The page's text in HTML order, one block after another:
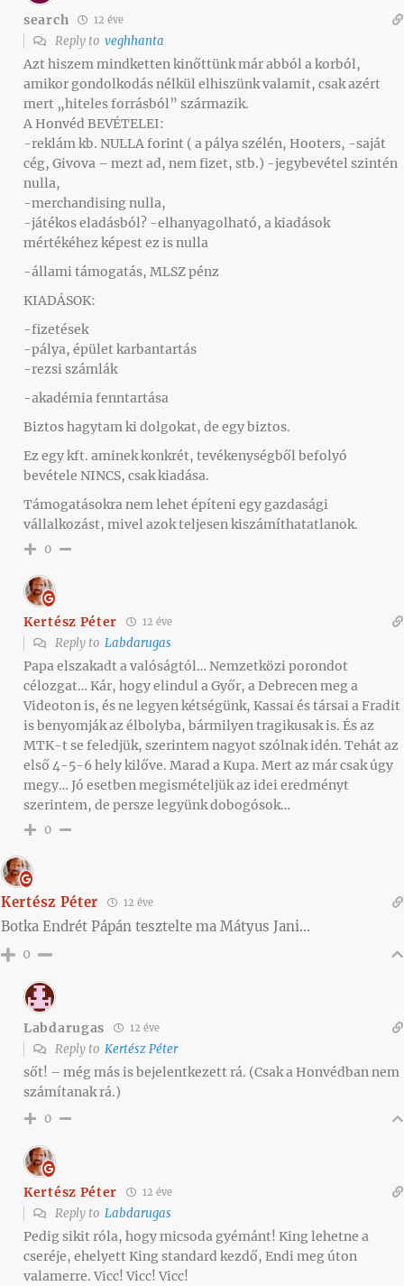
search 12 éve
Reply to veghhanta
Azt hiszem mindketten kinőttünk már abból a korból,
amikor gondolkodás nélkül elhiszünk valamit, csak azért
mert „hiteles forrásból” származik.
A Honvéd BEVÉTELEI:
-reklám kb. NULLA forint ( a pálya szélén, Hooters, -saját
cég, Givova – mezt ad, nem fizet, stb.) -jegybevétel szintén
nulla,
-merchandising nulla,
-játékos eladásból? -elhanyagolható, a kiadások
mértékéhez képest ez is nulla
-állami támogatás, MLSZ pénz
KIADÁSOK:
-fizetések
-pálya, épület karbantartás
-rezsi számlák
-akadémia fenntartása
Biztos hagytam ki dolgokat, de egy biztos.
Ez egy kft. aminek konkrét, tevékenységből befolyó
bevétele NINCS, csak kiadása.
Támogatásokra nem lehet építeni egy gazdasági
vállalkozást, mivel azok teljesen kiszámíthatatlanok.
0
Kertész Péter 12 éve
Reply to Labdarugas
Papa elszakadt a valóságtól… Nemzetközi porondot
célozgat… Kár, hogy elindul a Győr, a Debrecen meg a
Videoton is, és ne legyen kétségünk, Kassai és társai a Fradit
is benyomják az élbolyba, bármilyen tragikusak is. És az
MTK-t se feledjük, szerintem nagyot szólnak idén. Tehát az
első 4-5-6 hely kilőve. Marad a Kupa. Mert az már csak úgy
megy… Jó esetben megismételjük az idei eredményt
szerintem, de persze legyünk dobogósok…
0
Kertész Péter 12 éve
Botka Endrét Pápán tesztelte ma Mátyus Jani…
0
Labdarugas 12 éve
Reply to Kertész Péter
sőt! – még más is bejelentkezett rá. (Csak a Honvédban nem
számítanak rá.)
0
Kertész Péter 12 éve
Reply to Labdarugas
Pedig sikit róla, hogy micsoda gyémánt! King lehetne a
cseréje, ehelyett King standard kezdő, Endi meg úton
valamerre. Vicc! Vicc! Vicc!